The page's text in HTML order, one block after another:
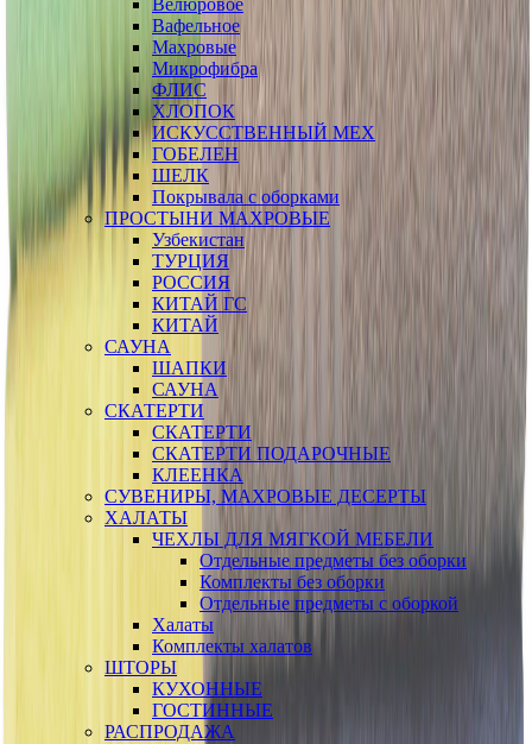
Велюровое
Вафельное
Махровые
Микрофибра
ФЛИС
ХЛОПОК
ИСКУССТВЕННЫЙ МЕХ
ГОБЕЛЕН
ШЕЛК
Покрывала с оборками
ПРОСТЫНИ МАХРОВЫЕ
Узбекистан
ТУРЦИЯ
РОССИЯ
КИТАЙ ГС
КИТАЙ
САУНА
ШАПКИ
САУНА
СКАТЕРТИ
СКАТЕРТИ
СКАТЕРТИ ПОДАРОЧНЫЕ
КЛЕЕНКА
СУВЕНИРЫ, МАХРОВЫЕ ДЕСЕРТЫ
ХАЛАТЫ
ЧЕХЛЫ ДЛЯ МЯГКОЙ МЕБЕЛИ
Отдельные предметы без оборки
Комплекты без оборки
Отдельные предметы с оборкой
Халаты
Комплекты халатов
ШТОРЫ
КУХОННЫЕ
ГОСТИННЫЕ
РАСПРОДАЖА